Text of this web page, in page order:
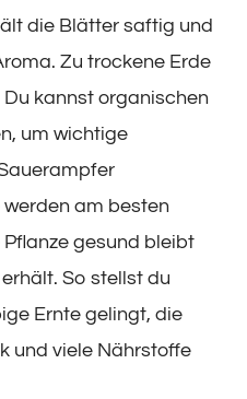
die Blätter saftig und
Zu trockene Erde
kannst organischen
um wichtige
am besten
gesund bleibt
So stellst du
Ernte gelingt, die
und viele Nährstoffe